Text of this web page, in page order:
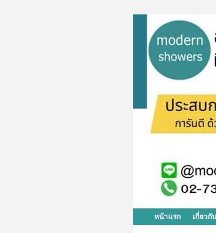
หน้าแรก เกี่ยวกั